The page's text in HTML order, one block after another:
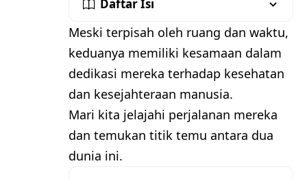
Daftar Isi
Meski terpisah oleh ruang dan waktu,
keduanya memiliki kesamaan dalam
dedikasi mereka terhadap kesehatan
dan kesejahteraan manusia.
Mari kita jelajahi perjalanan mereka
dan temukan titik temu antara dua
dunia ini.